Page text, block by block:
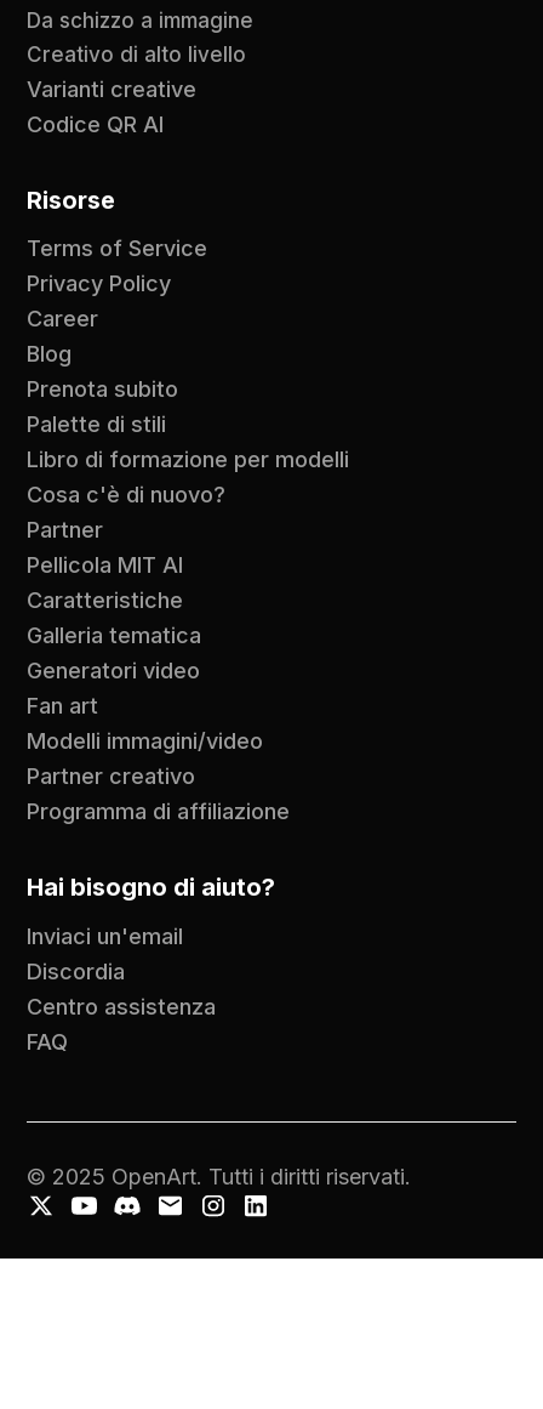
Da schizzo a immagine
Creativo di alto livello
Varianti creative
Codice QR AI
Risorse
Terms of Service
Privacy Policy
Career
Blog
Prenota subito
Palette di stili
Libro di formazione per modelli
Cosa c'è di nuovo?
Partner
Pellicola MIT AI
Caratteristiche
Galleria tematica
Generatori video
Fan art
Modelli immagini/video
Partner creativo
Programma di affiliazione
Hai bisogno di aiuto?
Inviaci un'email
Discordia
Centro assistenza
FAQ
© 2025 OpenArt. Tutti i diritti riservati.